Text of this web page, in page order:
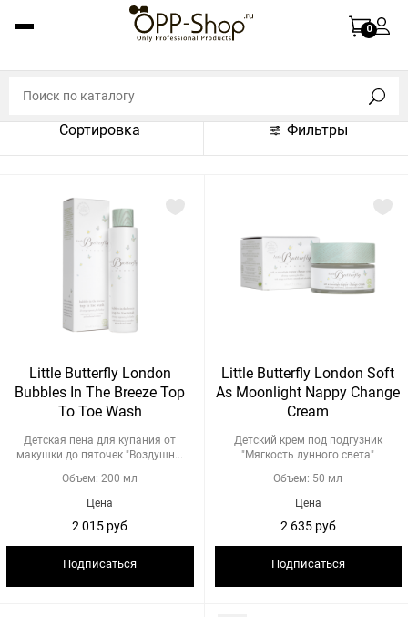
0
Сортировка Фильтры
По названию (A-Z)
По цене (по возрастанию)
По цене (по убыванию)
По популярности (по убыванию)
120
Little Butterfly London
Bubbles In The Breeze Top
To Toe Wash
Детская пена для купания от
макушки до пяточек "Воздушн...
Объем: 200 мл
Цена
2 015 руб
Подписаться
Little Butterfly London Soft
As Moonlight Nappy Change
Cream
Детский крем под подгузник
"Мягкость лунного света"
Объем: 50 мл
Цена
2 635 руб
Подписаться